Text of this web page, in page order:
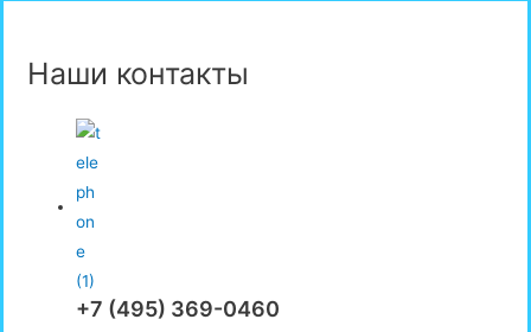
Наши контакты
+7 (495) 369-0460